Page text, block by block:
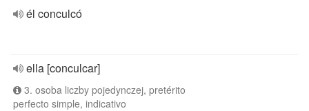
él conculcó
ella [conculcar]
3. osoba liczby pojedynczej, pretérito
perfecto simple, indicativo